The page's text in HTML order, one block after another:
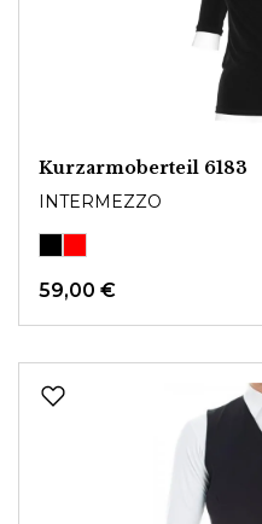
Kurzarmoberteil 6183
INTERMEZZO
59,00 €